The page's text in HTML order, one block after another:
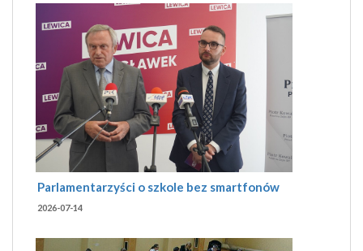
Parlamentarzyści o szkole bez smartfonów
2026-07-14